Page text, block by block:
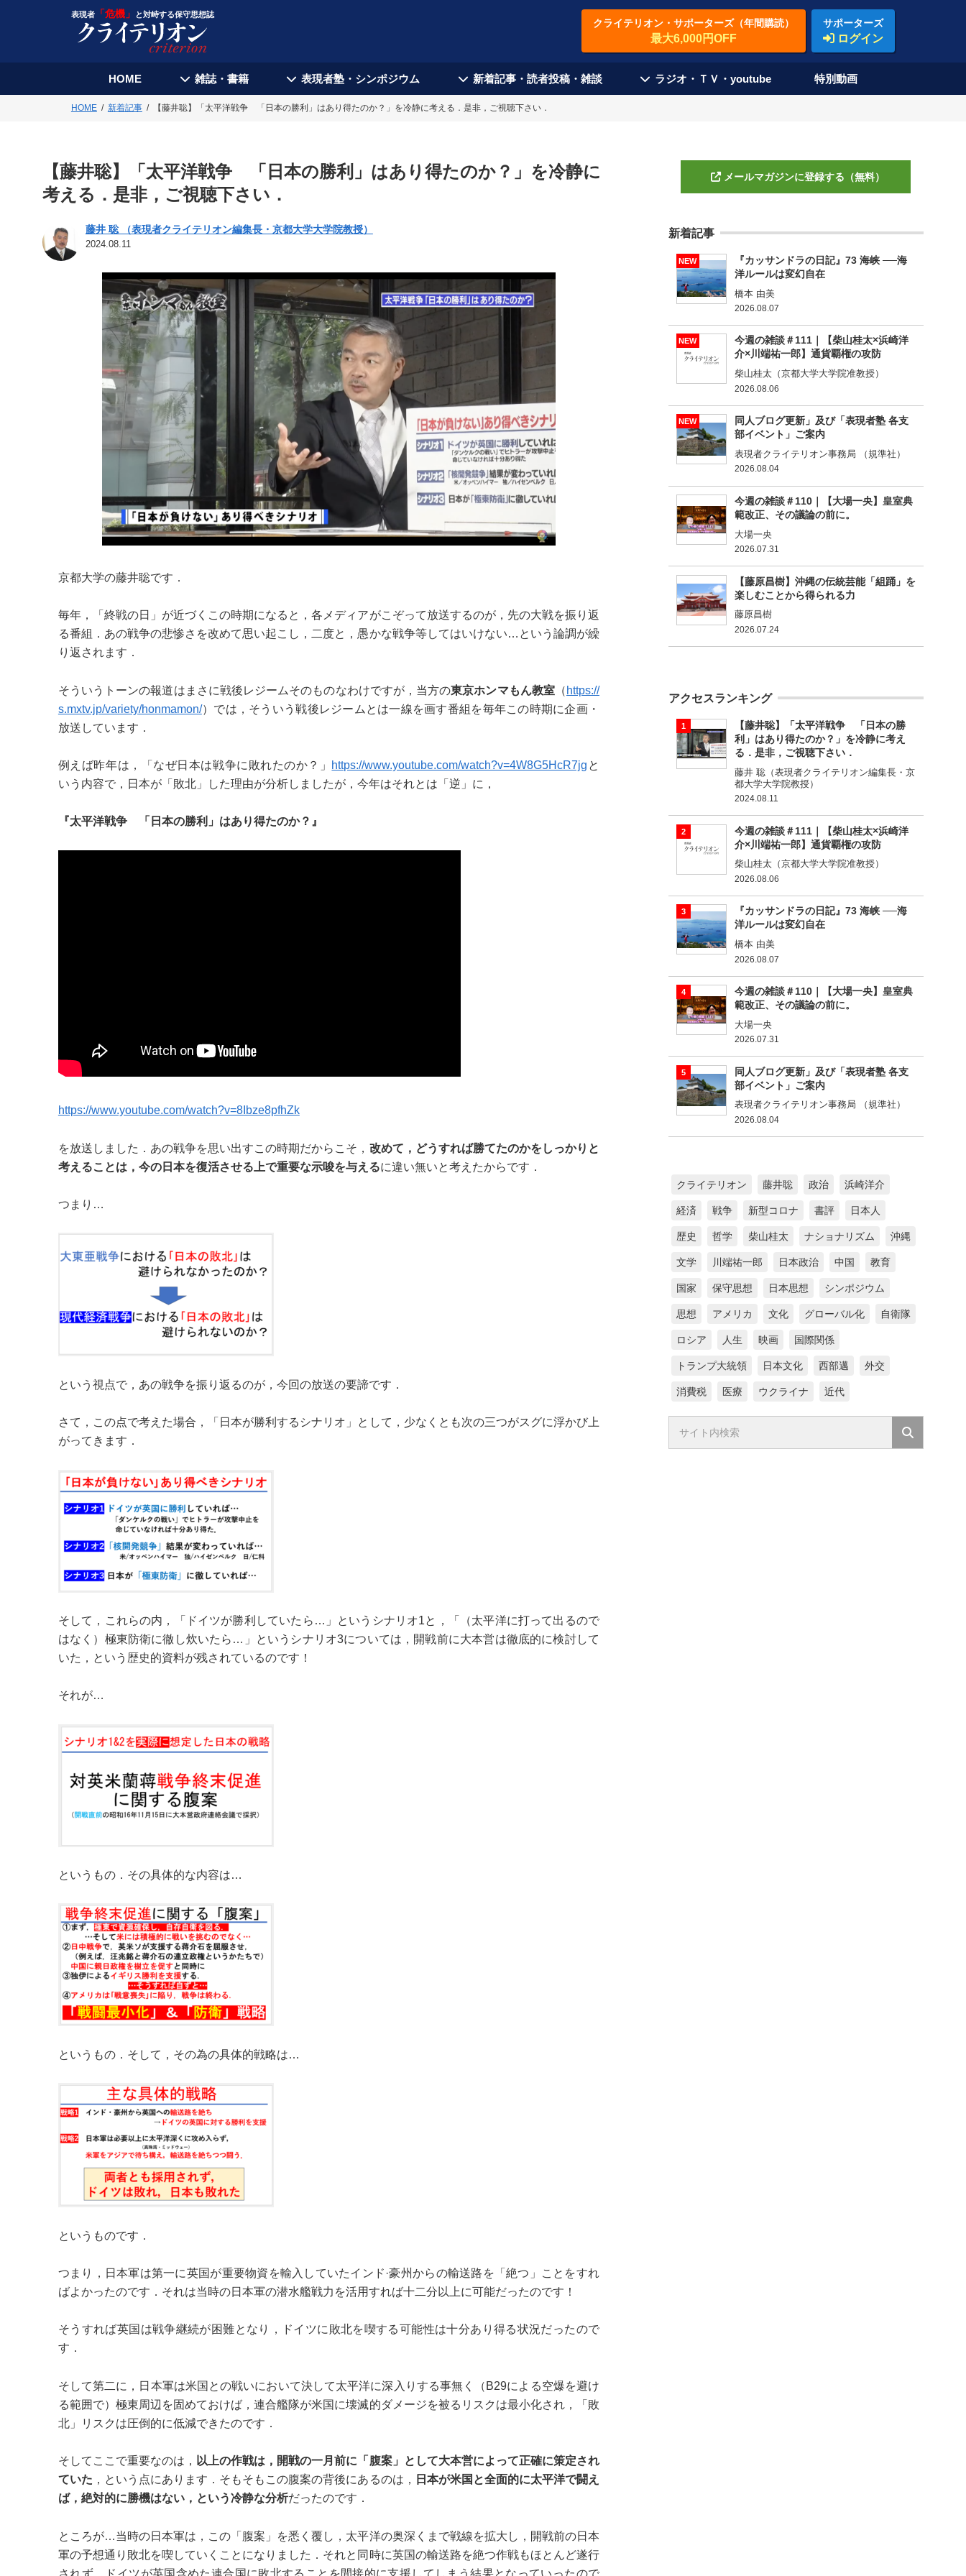
表現者「危機」 と対峙する保守思想誌
クライテリオン・サポーターズ（年間購読）
最大6,000円OFF
サポーターズ
ログイン
HOME 雑誌・書籍 表現者塾・シンポジウム 新着記事・読者投稿・雑談 ラジオ・ＴＶ・youtube 特別動画
HOME 新着記事 【藤井聡】「太平洋戦争 「日本の勝利」はあり得たのか？」を冷静に考える．是非，ご視聴下さい．
【藤井聡】「太平洋戦争 「日本の勝利」はあり得たのか？」を冷静に
考える．是非，ご視聴下さい．
藤井 聡 （表現者クライテリオン編集長・京都大学大学院教授）
2024.08.11
京都大学の藤井聡です．
毎年，「終戦の日」が近づくこの時期になると，各メディアがこぞって放送するのが，先の大戦を振り返
る番組．あの戦争の悲惨さを改めて思い起こし，二度と，愚かな戦争等してはいけない…という論調が繰
り返されます．
そういうトーンの報道はまさに戦後レジームそのものなわけですが，当方の東京ホンマもん教室（ https://
s.mxtv.jp/variety/honmamon/）では，そういう戦後レジームとは一線を画す番組を毎年この時期に企画・
放送しています．
例えば昨年は，「なぜ日本は戦争に敗れたのか？」 https://www.youtube.com/watch?v=4W8G5HcR7jg と
いう内容で，日本が「敗北」した理由が分析しましたが，今年はそれとは「逆」に，
『太平洋戦争 「日本の勝利」はあり得たのか？』
https://www.youtube.com/watch?v=8Ibze8pfhZk
を放送しました．あの戦争を思い出すこの時期だからこそ， 改めて，どうすれば勝てたのかをしっかりと
考えることは，今の日本を復活させる上で重要な示唆を与えるに違い無いと考えたからです．
つまり…
という視点で，あの戦争を振り返るのが，今回の放送の要諦です．
さて，この点で考えた場合，「日本が勝利するシナリオ」として，少なくとも次の三つがスグに浮かび上
がってきます．
そして，これらの内，「ドイツが勝利していたら…」というシナリオ1と，「（太平洋に打って出るので
はなく）極東防衛に徹し炊いたら…」というシナリオ3については，開戦前に大本営は徹底的に検討して
いた，という歴史的資料が残されているのです！
それが…
というもの．その具体的な内容は…
というもの．そして，その為の具体的戦略は…
というものです．
つまり，日本軍は第一に英国が重要物資を輸入していたインド·豪州からの輸送路を「絶つ」ことをすれ
ばよかったのです．それは当時の日本軍の潜水艦戦力を活用すれば十二分以上に可能だったのです！
そうすれば英国は戦争継続が困難となり，ドイツに敗北を喫する可能性は十分あり得る状況だったので
す．
そして第二に，日本軍は米国との戦いにおいて決して太平洋に深入りする事無く（B29による空爆を避け
る範囲で）極東周辺を固めておけば，連合艦隊が米国に壊滅的ダメージを被るリスクは最小化され，「敗
北」リスクは圧倒的に低減できたのです．
そしてここで重要なのは， 以上の作戦は，開戦の一月前に「腹案」として大本営によって正確に策定され
ていた ，という点にあります．そもそもこの腹案の背後にあるのは，
日本が米国と全面的に太平洋で闘え
ば，絶対的に勝機はない，という冷静な分析だったのです．
ところが…当時の日本軍は，この「腹案」を悉く覆し，太平洋の奥深くまで戦線を拡大し，開戦前の日本
軍の予想通り敗北を喫していくことになりました．それと同時に英国の輸送路を絶つ作戦もほとんど遂行
されず，ドイツが英国含めた連合国に敗北することを間接的に支援してしまう結果となっていったので
メールマガジンに登録する（無料）
新着記事
NEW
『カッサンドラの日記』73 海峡 ──海
洋ルールは変幻自在
橋本 由美
2026.08.07
NEW
今週の雑談＃111｜【柴山桂太×浜崎洋
介×川端祐一郎】通貨覇権の攻防
柴山桂太（京都大学大学院准教授）
2026.08.06
NEW
同人ブログ更新」及び「表現者塾 各支
部イベント」ご案内
表現者クライテリオン事務局 （規準社）
2026.08.04
今週の雑談＃110｜【大場一央】皇室典
範改正、その議論の前に。
大場一央
2026.07.31
【藤原昌樹】沖縄の伝統芸能「組踊」を
楽しむことから得られる力
藤原昌樹
2026.07.24
アクセスランキング
【藤井聡】「太平洋戦争 「日本の勝
利」はあり得たのか？」を冷静に考え
る．是非，ご視聴下さい．
藤井 聡（表現者クライテリオン編集長・京
都大学大学院教授）
2024.08.11
今週の雑談＃111｜【柴山桂太×浜崎洋
介×川端祐一郎】通貨覇権の攻防
柴山桂太（京都大学大学院准教授）
2026.08.06
『カッサンドラの日記』73 海峡 ──海
洋ルールは変幻自在
橋本 由美
2026.08.07
今週の雑談＃110｜【大場一央】皇室典
範改正、その議論の前に。
大場一央
2026.07.31
同人ブログ更新」及び「表現者塾 各支
部イベント」ご案内
表現者クライテリオン事務局 （規準社）
2026.08.04
クライテリオン 藤井聡 政治 浜崎洋介
経済 戦争 新型コロナ 書評 日本人
歴史 哲学 柴山桂太 ナショナリズム 沖縄
文学 川端祐一郎 日本政治 中国 教育
国家 保守思想 日本思想 シンポジウム
思想 アメリカ 文化 グローバル化 自衛隊
ロシア 人生 映画 国際関係
トランプ大統領 日本文化 西部邁 外交
消費税 医療 ウクライナ 近代